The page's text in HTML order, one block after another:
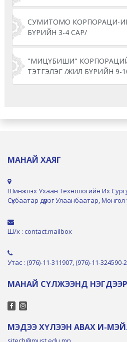
СУМИТОМО КОРПОРАЦИ-
БҮРИЙН 3-4 САР/
"МИЦҮБИШИ"
ТЭТГЭЛЭГ /ЖИЛ БҮРИЙН 9-
МАНАЙ ХАЯГ
Шинжлэх Ухаан Технологийн Их
Сүхбаатар дүүрэг Улаанбаатар, Монгол
Ш/х : contact.mailbox
Утас : (976)-11-311907, (976)-11-324590-
МАНАЙ СҮЛЖЭЭНД
МЭДЭЭ ХҮЛЭЭН АВАХ И-